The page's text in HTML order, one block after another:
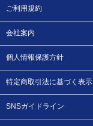
ご利用規約
会社案内
個人情報保護方針
特定商取引法に基づく表示
SNSガイドライン